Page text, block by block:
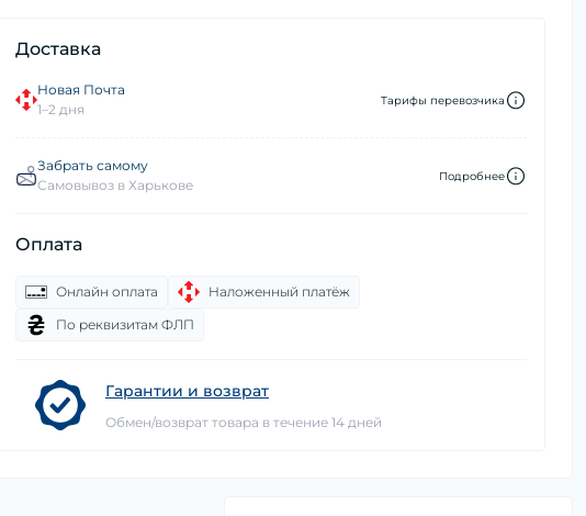
Доставка
Новая Почта
1–2 дня
Тарифы перевозчика
Забрать самому
Самовывоз в Харькове
Подробнее
Оплата
Онлайн оплата
Наложенный платёж
По реквизитам ФЛП
Гарантии и возврат
Обмен/возврат товара в течение 14 дней